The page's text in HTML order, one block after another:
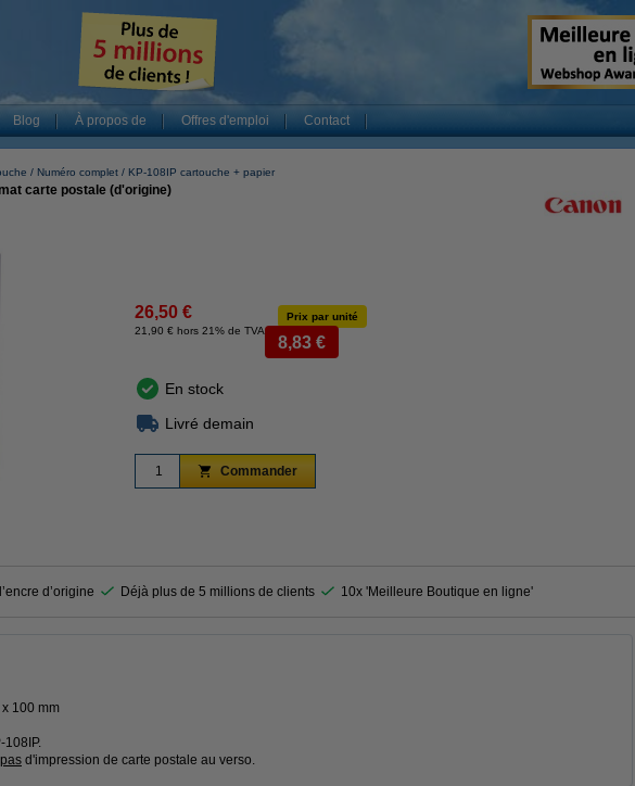
Blog À propos de Offres d'emploi Contact
Numéro complet KP-108IP cartouche + papier
carte postale (d'origine)
26,50 €
21,90 € hors 21% de TVA
Prix par unité
8,83 €
En stock
Livré demain
Commander
d’origine Déjà plus de 5 millions de clients 10x 'Meilleure Boutique en ligne'
100 mm
108IP.
pas d'impression de carte postale au verso.